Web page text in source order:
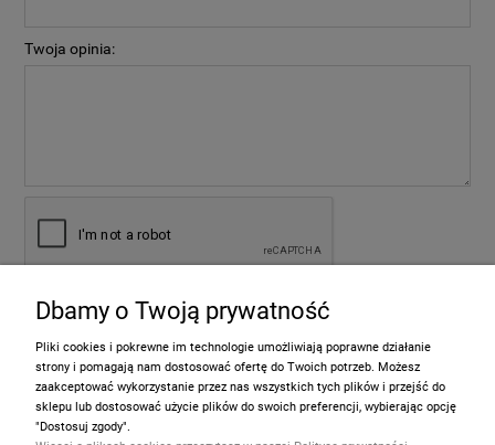
Twoja opinia:
Informacje
Dbamy o Twoją prywatność
Pliki cookies i pokrewne im technologie umożliwiają poprawne działanie
strony i pomagają nam dostosować ofertę do Twoich potrzeb. Możesz
zaakceptować wykorzystanie przez nas wszystkich tych plików i przejść do
sklepu lub dostosować użycie plików do swoich preferencji, wybierając opcję
"Dostosuj zgody".